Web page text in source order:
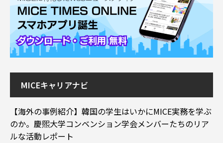
MICEキャリアナビ
【海外の事例紹介】韓国の学生はいかにMICE実務を学ぶ
のか。慶煕大学コンベンション学会メンバーたちのリア
ルな活動レポート